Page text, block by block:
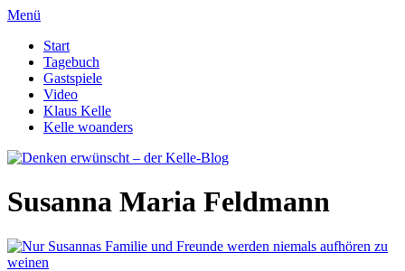
Menü
Start
Tagebuch
Gastspiele
Video
Klaus Kelle
Kelle woanders
Susanna Maria Feldmann